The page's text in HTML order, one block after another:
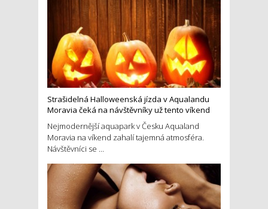
Strašidelná Halloweenská jízda v Aqualandu
Moravia čeká na návštěvníky už tento víkend
Nejmodernější aquapark v Česku Aqualand
Moravia na víkend zahalí tajemná atmosféra.
Návštěvníci se ...